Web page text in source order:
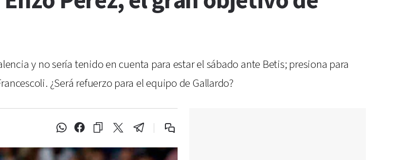
y no sería tenido en cuenta para estar el sábado ante Betis; presiona para
¿Será refuerzo para el equipo de Gallardo?